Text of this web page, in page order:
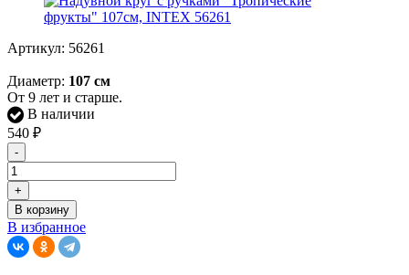
Артикул: 56261
Диаметр: 107 см
От 9 лет и старше.
В наличии
540 ₽
-
+
В корзину
В избранное